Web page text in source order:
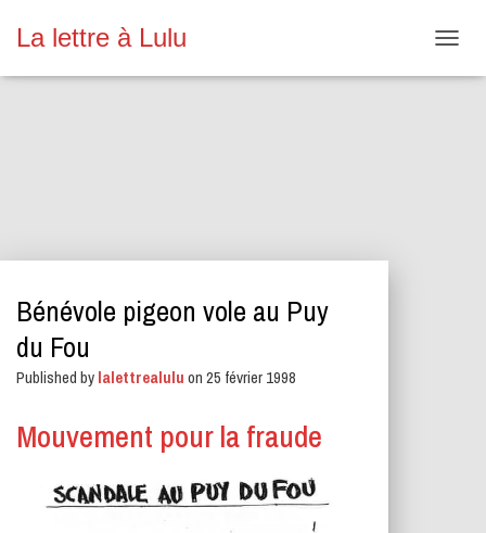
La lettre à Lulu
U
Bénévole pigeon vole au Puy
du Fou
Published bylalettrealuluon25 février 1998
Mouvement pour la fraude